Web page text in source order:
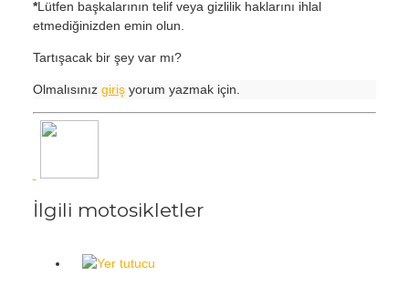
*Lütfen başkalarının telif veya gizlilik haklarını ihlal
etmediğinizden emin olun.
Tartışacak bir şey var mı?
Olmalısınız girişyorum yazmak için.
İlgili motosikletler